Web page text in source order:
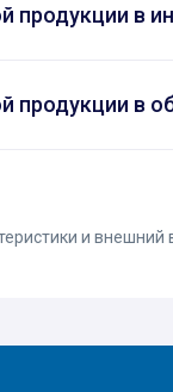
продукции в
продукции в
и